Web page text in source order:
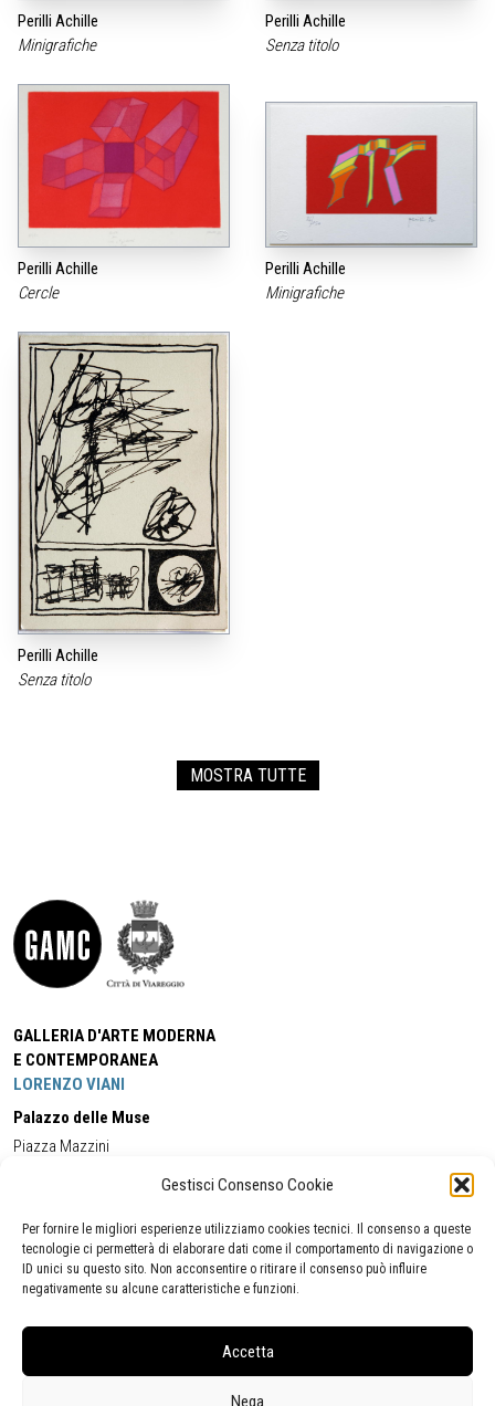
Gestisci Consenso Cookie
Per fornire le migliori esperienze utilizziamo cookies tecnici. Il consenso a queste
tecnologie ci permetterà di elaborare dati come il comportamento di navigazione o
ID unici su questo sito. Non acconsentire o ritirare il consenso può influire
negativamente su alcune caratteristiche e funzioni.
Accetta
Nega
Perilli Achille
Minigrafiche
Perilli Achille
Senza titolo
Perilli Achille
Cercle
Perilli Achille
Minigrafiche
Perilli Achille
Senza titolo
MOSTRA TUTTE
GALLERIA D'ARTE MODERNA
E CONTEMPORANEA
LORENZO VIANI
Palazzo delle Muse
Piazza Mazzini
Cell:+39 338 5714978 (orario apertura Galleria)
Tel:
+39 0584 944580
(orario 09.00/13.00)
Email:gamc@comune.viareggio.lu.it
Segnalazione di inaccessibilità